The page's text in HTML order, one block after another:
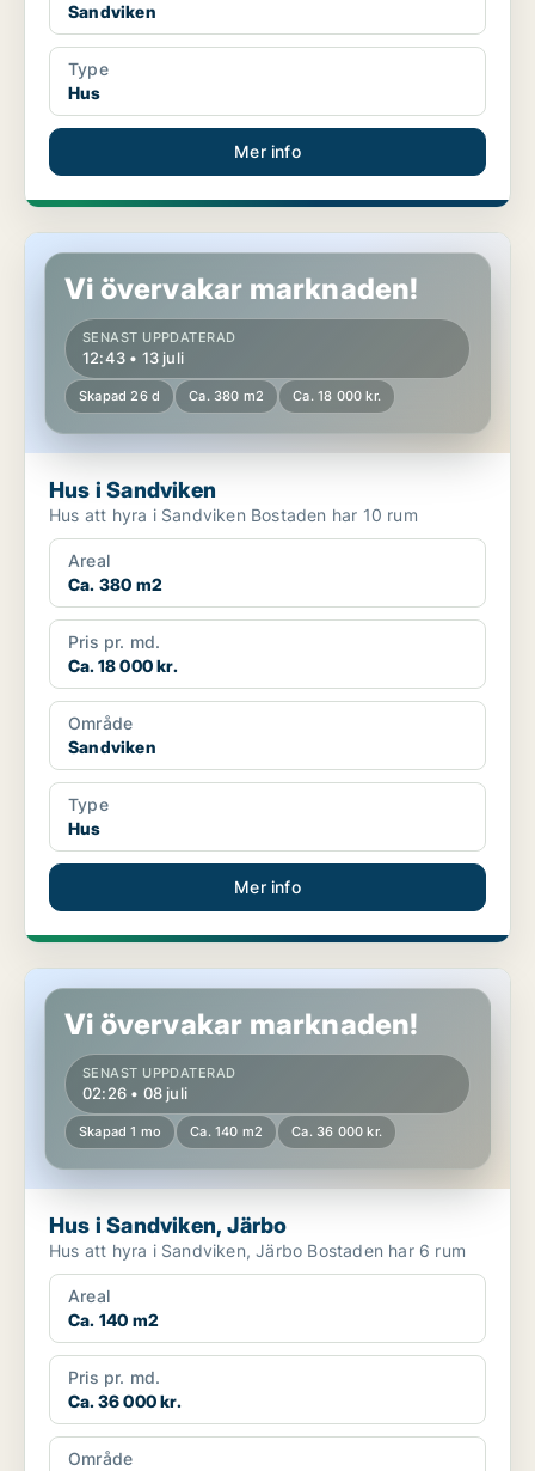
Sandviken
Type
Hus
Mer info
Hus i Sandviken
Vi övervakar marknaden!
SENAST UPPDATERAD
12:43 • 13 juli
Skapad 26 d Ca. 380 m2 Ca. 18 000 kr.
Hus i Sandviken
Hus att hyra i Sandviken Bostaden har 10 rum
Areal
Ca. 380 m2
Pris pr. md.
Ca. 18 000 kr.
Område
Sandviken
Type
Hus
Mer info
Hus i Sandviken, Järbo
Vi övervakar marknaden!
SENAST UPPDATERAD
02:26 • 08 juli
Skapad 1 mo Ca. 140 m2 Ca. 36 000 kr.
Hus i Sandviken, Järbo
Hus att hyra i Sandviken, Järbo Bostaden har 6 rum
Areal
Ca. 140 m2
Pris pr. md.
Ca. 36 000 kr.
Område